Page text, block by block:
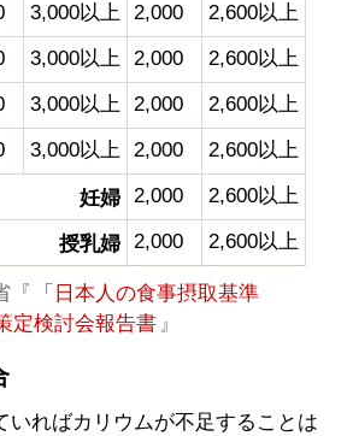
3,000以上 2,000 2,600以上
3,000以上 2,000 2,600以上
3,000以上 2,000 2,600以上
3,000以上 2,000 2,600以上
妊婦 2,000 2,600以上
授乳婦 2,000 2,600以上
『
「日本人の食事摂取基準
定検討会報告書 』
いればカリウムが不足することは